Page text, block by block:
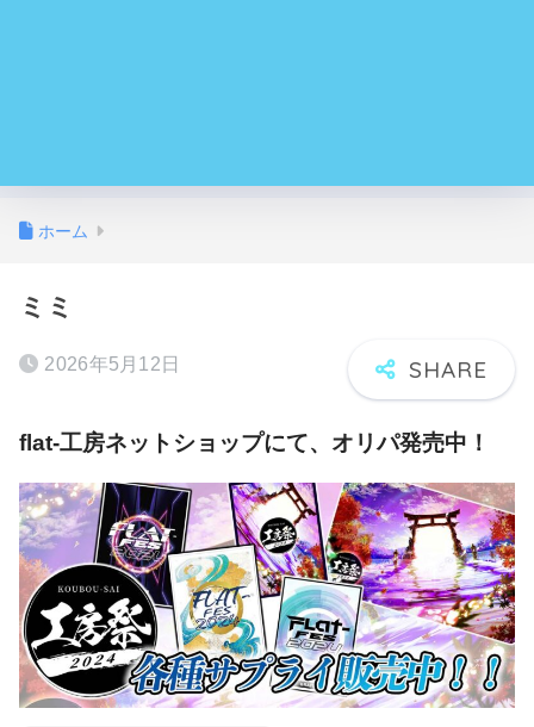
ホーム
ミミ
2026年5月12日
flat-工房ネットショップにて、オリパ発売中！